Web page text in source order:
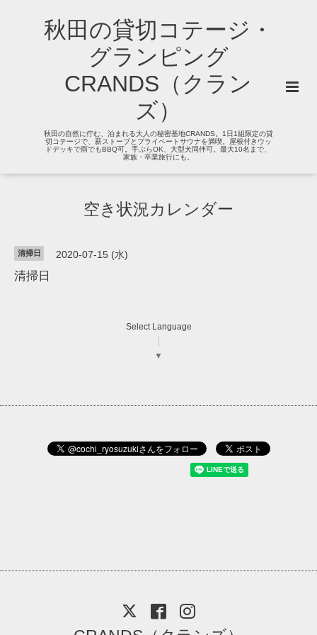
秋田の貸切コテージ・
グランピング
CRANDS（クラン
ズ）
秋田の自然に佇む、泊まれる大人の秘密基地CRANDS。1日1組限定の貸
切コテージで、薪ストーブとプライベートサウナを満喫。屋根付きウッ
ドデッキで雨でもBBQ可。手ぶらOK、大型犬同伴可。最大10名まで、
家族・卒業旅行にも。
空き状況カレンダー
清掃日 2020-07-15 (水)
清掃日
Select Language
▼